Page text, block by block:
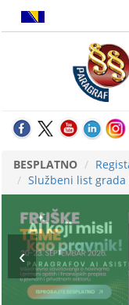
BESPLATNO
Službeni list grada